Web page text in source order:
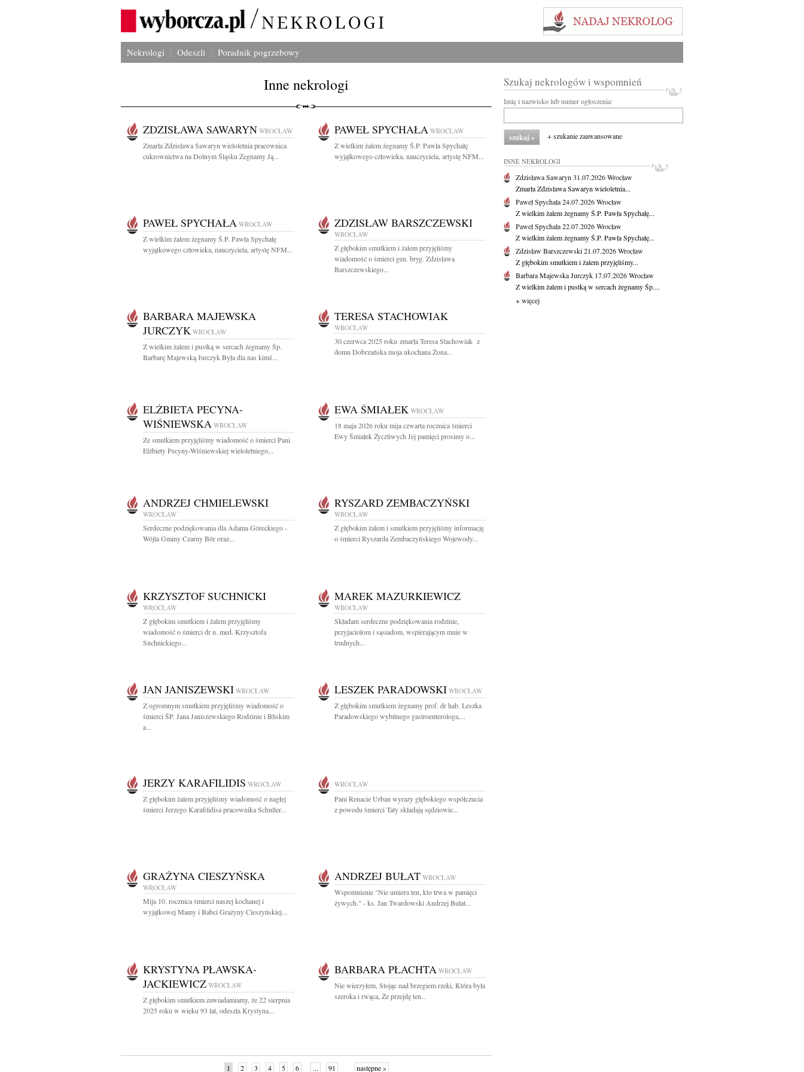
Nekrologi Odeszli Poradnik pogrzebowy
Inne nekrologi
ZDZISŁAWA SAWARYN WROCŁAW
Zmarła Zdzisława Sawaryn wieloletnia pracownica
cukrownictwa na Dolnym Śląsku Żegnamy Ją...
PAWEŁ SPYCHAŁA WROCŁAW
Z wielkim żalem żegnamy Ś.P. Pawła Spychałę
wyjątkowego człowieka, nauczyciela, artystę NFM...
PAWEŁ SPYCHAŁA WROCŁAW
Z wielkim żalem żegnamy Ś.P. Pawła Spychałę
wyjątkowego człowieka, nauczyciela, artystę NFM...
ZDZISŁAW BARSZCZEWSKI
WROCŁAW
Z głębokim smutkiem i żalem przyjęliśmy
wiadomość o śmierci gen. bryg. Zdzisława
Barszczewskiego...
BARBARA MAJEWSKA
JURCZYK WROCŁAW
Z wielkim żalem i pustką w sercach żegnamy Śp.
Barbarę Majewską Jurczyk Była dla nas kimś...
TERESA STACHOWIAK
WROCŁAW
30 czerwca 2025 roku zmarła Teresa Stachowiak z
domu Dobrzańska moja ukochana Żona...
ELŻBIETA PECYNA-
WIŚNIEWSKA WROCŁAW
Ze smutkiem przyjęliśmy wiadomość o śmierci Pani
Elżbiety Pecyny-Wiśniewskiej wieloletniego...
EWA ŚMIAŁEK WROCŁAW
18 maja 2026 roku mija czwarta rocznica śmierci
Ewy Śmiałek Życzliwych Jej pamięci prosimy o...
ANDRZEJ CHMIELEWSKI
WROCŁAW
Serdeczne podziękowania dla Adama Góreckiego -
Wójta Gminy Czarny Bór oraz...
RYSZARD ZEMBACZYŃSKI
WROCŁAW
Z głębokim żalem i smutkiem przyjęliśmy informację
o śmierci Ryszarda Zembaczyńskiego Wojewody...
KRZYSZTOF SUCHNICKI
WROCŁAW
Z głębokim smutkiem i żalem przyjęliśmy
wiadomość o śmierci dr n. med. Krzysztofa
Suchnickiego...
MAREK MAZURKIEWICZ
WROCŁAW
Składam serdeczne podziękowania rodzinie,
przyjaciołom i sąsiadom, wspierającym mnie w
trudnych...
JAN JANISZEWSKI WROCŁAW
Z ogromnym smutkiem przyjęliśmy wiadomość o
śmierci ŚP. Jana Janiszewskiego Rodzinie i Bliskim
a...
LESZEK PARADOWSKI WROCŁAW
Z głębokim smutkiem żegnamy prof. dr hab. Leszka
Paradowskiego wybitnego gastroenterologa,...
JERZY KARAFILIDIS WROCŁAW
Z głębokim żalem przyjęliśmy wiadomość o nagłej
śmierci Jerzego Karafilidisa pracownika Schuller...
WROCŁAW
Pani Renacie Urban wyrazy głębokiego współczucia
z powodu śmierci Taty składają sędziowie...
GRAŻYNA CIESZYŃSKA
WROCŁAW
Mija 10. rocznica śmierci naszej kochanej i
wyjątkowej Mamy i Babci Grażyny Cieszyńskiej...
ANDRZEJ BUŁAT WROCŁAW
Wspomnienie "Nie umiera ten, kto trwa w pamięci
żywych." - ks. Jan Twardowski Andrzej Bułat...
KRYSTYNA PŁAWSKA-
JACKIEWICZ WROCŁAW
Z głębokim smutkiem zawiadamiamy, że 22 sierpnia
2025 roku w wieku 93 lat, odeszła Krystyna...
BARBARA PŁACHTA WROCŁAW
Nie wierzyłem, Stojąc nad brzegiem rzeki, Która była
szeroka i rwąca, Że przejdę ten...
1 2 3 4 5 6 ... 91 następne »
Szukaj nekrologów i wspomnień
Imię i nazwisko lub numer ogłoszenia:
+ szukanie zaawansowane
INNE NEKROLOGI
Zdzisława Sawaryn 31.07.2026Wrocław
Zmarła Zdzisława Sawaryn wieloletnia...
Paweł Spychała24.07.2026Wrocław
Z wielkim żalem żegnamy Ś.P. Pawła Spychałę...
Paweł Spychała22.07.2026Wrocław
Z wielkim żalem żegnamy Ś.P. Pawła Spychałę...
Zdzisław Barszczewski21.07.2026Wrocław
Z głębokim smutkiem i żalem przyjęliśmy...
Barbara Majewska Jurczyk 17.07.2026Wrocław
Z wielkim żalem i pustką w sercach żegnamy Śp....
+ więcej